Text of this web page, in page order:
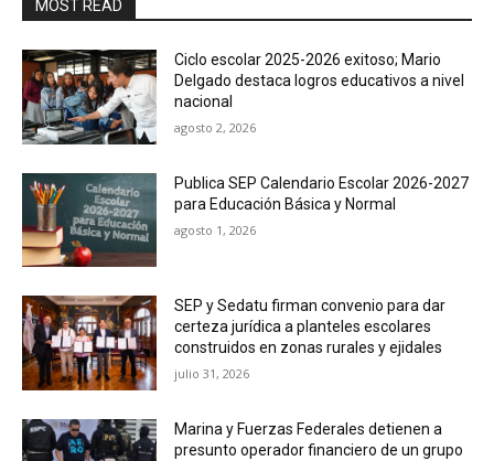
MOST READ
Ciclo escolar 2025-2026 exitoso; Mario
Delgado destaca logros educativos a nivel
nacional
agosto 2, 2026
Publica SEP Calendario Escolar 2026-2027
para Educación Básica y Normal
agosto 1, 2026
SEP y Sedatu firman convenio para dar
certeza jurídica a planteles escolares
construidos en zonas rurales y ejidales
julio 31, 2026
Marina y Fuerzas Federales detienen a
presunto operador financiero de un grupo